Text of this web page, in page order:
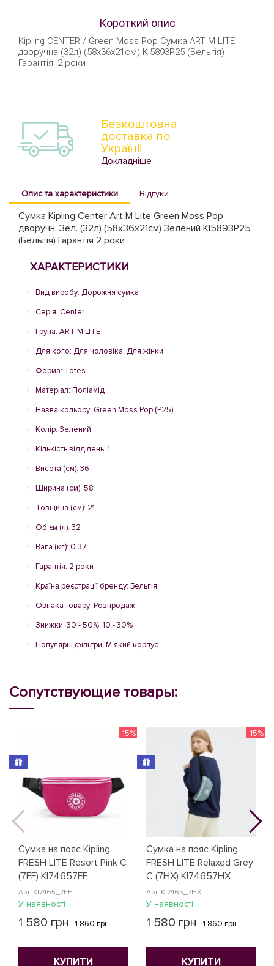
Короткий опис
Kipling CENTER / Green Moss Pop Сумка ART M LITE
дворучна (32л) (58x36x21см) KI5893P25 (Бельгія)
Гарантія: 2 роки
Безкоштовна
доставка по
Україні!
Докладніше
Опис та характеристики Відгуки
Сумка Kipling Center Art M Lite Green Moss Pop
дворучн. Зел. (32л) (58x36x21см) Зелений KI5893P25
(Бельгія) Гарантія 2 роки
ХАРАКТЕРИСТИКИ
Вид виробу: Дорожня сумка
Серія: Center
Група: ART M LITE
Для кого: Для чоловіка, Для жінки
Форма: Totes
Матеріал: Поліамід
Назва кольору: Green Moss Pop (P25)
Колір: Зелений
Кількість відділень: 1
Висота (см): 36
Ширина (см): 58
Товщина (см): 21
Об'єм (л): 32
Вага (кг): 0.37
Гарантія: 2 роки
Країна реєстрації бренду: Бельгія
Ознака товару: Розпродаж
Знижки: 30 - 50%, 10 - 30%
Популярні фільтри: М'який корпус
Сопутствующие товары:
Сумка на пояс Kipling
FRESH LITE Resort Pink C
(7FF) KI74657FF
Арт. KI7465_7FF
-15%
У наявності
1 580 грн 1 860 грн
КУПИТИ
Сумка на пояс Kipling
FRESH LITE Relaxed Grey
C (7HX) KI74657HX
Арт. KI7465_7HX
-15%
У наявності
1 580 грн 1 860 грн
КУПИТИ